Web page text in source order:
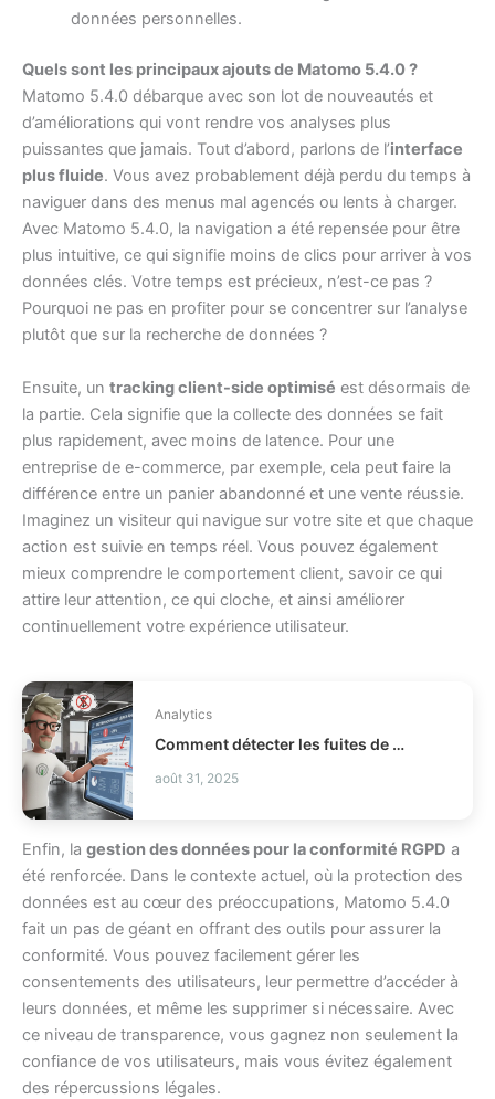
données personnelles.
Quels sont les principaux ajouts de Matomo 5.4.0 ?
Matomo 5.4.0 débarque avec son lot de nouveautés et
d’améliorations qui vont rendre vos analyses plus
puissantes que jamais. Tout d’abord, parlons de l’interface
plus fluide. Vous avez probablement déjà perdu du temps à
naviguer dans des menus mal agencés ou lents à charger.
Avec Matomo 5.4.0, la navigation a été repensée pour être
plus intuitive, ce qui signifie moins de clics pour arriver à vos
données clés. Votre temps est précieux, n’est-ce pas ?
Pourquoi ne pas en profiter pour se concentrer sur l’analyse
plutôt que sur la recherche de données ?
Ensuite, un tracking client-side optimisé est désormais de
la partie. Cela signifie que la collecte des données se fait
plus rapidement, avec moins de latence. Pour une
entreprise de e-commerce, par exemple, cela peut faire la
différence entre un panier abandonné et une vente réussie.
Imaginez un visiteur qui navigue sur votre site et que chaque
action est suivie en temps réel. Vous pouvez également
mieux comprendre le comportement client, savoir ce qui
attire leur attention, ce qui cloche, et ainsi améliorer
continuellement votre expérience utilisateur.
Analytics
Comment détecter les fuites de profit en distribution ?
août 31, 2025
Enfin, la gestion des données pour la conformité RGPD a
été renforcée. Dans le contexte actuel, où la protection des
données est au cœur des préoccupations, Matomo 5.4.0
fait un pas de géant en offrant des outils pour assurer la
conformité. Vous pouvez facilement gérer les
consentements des utilisateurs, leur permettre d’accéder à
leurs données, et même les supprimer si nécessaire. Avec
ce niveau de transparence, vous gagnez non seulement la
confiance de vos utilisateurs, mais vous évitez également
des répercussions légales.